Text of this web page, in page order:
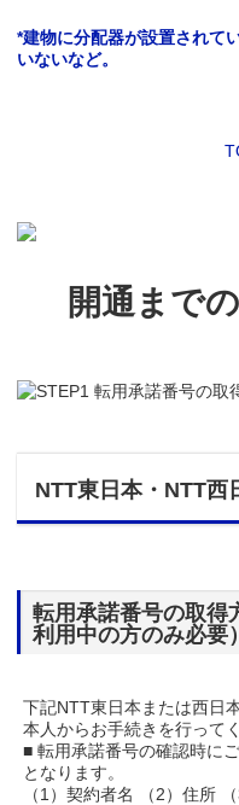
*建物に分配器が設置されて
いないなど。
開通まで
NTT東日本・NTT西
転用承諾番号の取得
利用中の方のみ必要）
下記NTT東日本または西日
本人からお手続きを行って
■ 転用承諾番号の確認時に
となります。
（1）契約者名 （2）住所